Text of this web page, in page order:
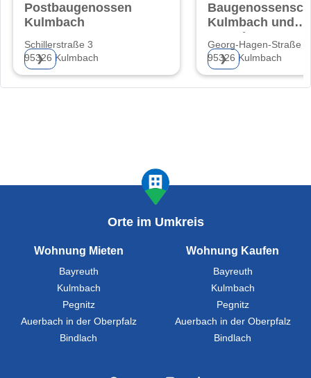
Postbaugenossenschaft
Kulmbach
Schillerstraße 3
95326 Kulmbach
❯
Kulmbach und
Umgebung eG
Georg-Hagen-Straße
95326 Kulmbach
❯
Orte im Umkreis
Wohnung Mieten
Bayreuth
Kulmbach
Pegnitz
Auerbach in der Oberpfalz
Bindlach
Wohnung Kaufen
Bayreuth
Kulmbach
Pegnitz
Auerbach in der Oberpfalz
Bindlach